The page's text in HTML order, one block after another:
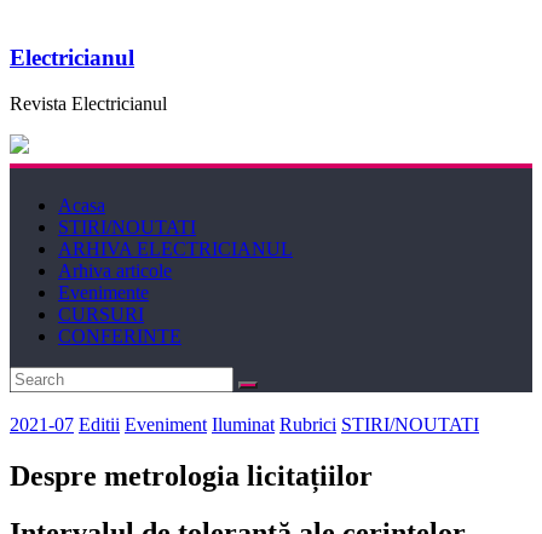
Electricianul
Revista Electricianul
Acasa
STIRI/NOUTATI
ARHIVA ELECTRICIANUL
Arhiva articole
Evenimente
CURSURI
CONFERINTE
2021-07 Editii Eveniment Iluminat Rubrici STIRI/NOUTATI
Despre metrologia licitațiilor